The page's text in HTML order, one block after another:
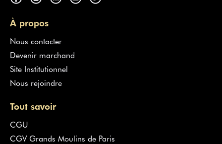
À propos
Nous contacter
Devenir marchand
Site Institutionnel
Nous rejoindre
Tout savoir
CGU
CGV Grands Moulins de Paris